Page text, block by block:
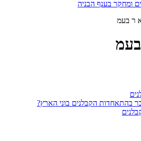
ומחקר בענף הבניה
ר בעמ
בהתאחדות הקבלנים בוני הארץ?